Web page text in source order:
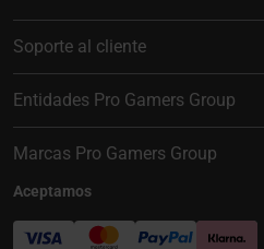
Soporte al cliente
Entidades Pro Gamers Group
Marcas Pro Gamers Group
Aceptamos